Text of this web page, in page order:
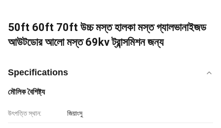
50ft 60ft 70ft উচ্চ মস্ত হালকা মস্ত গ্যালভানাইজড
আউটডোর আলো মস্ত 69kv ট্রান্সমিশন জন্য
Specifications
মৌলিক বৈশিষ্ট্য
উৎপত্তি স্থান: জিয়াংসু